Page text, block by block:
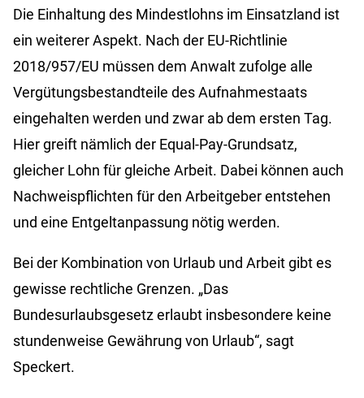
Die Einhaltung des Mindestlohns im Einsatzland ist
ein weiterer Aspekt. Nach der EU-Richtlinie
2018/957/EU müssen dem Anwalt zufolge alle
Vergütungsbestandteile des Aufnahmestaats
eingehalten werden und zwar ab dem ersten Tag.
Hier greift nämlich der Equal-Pay-Grundsatz,
gleicher Lohn für gleiche Arbeit. Dabei können auch
Nachweispflichten für den Arbeitgeber entstehen
und eine Entgeltanpassung nötig werden.
Bei der Kombination von Urlaub und Arbeit gibt es
gewisse rechtliche Grenzen. „Das
Bundesurlaubsgesetz erlaubt insbesondere keine
stundenweise Gewährung von Urlaub“, sagt
Speckert.